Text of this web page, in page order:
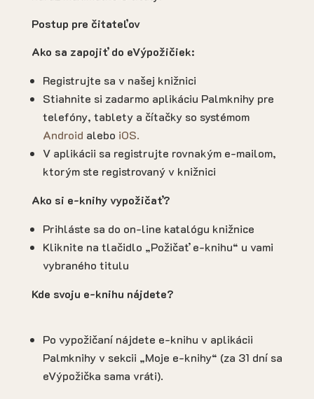
Postup pre čitateľov
Ako sa zapojiť do eVýpožičiek:
Registrujte sa v našej knižnici
Stiahnite si zadarmo aplikáciu Palmknihy pre
telefóny, tablety a čítačky so systémom
Android alebo iOS.
V aplikácii sa registrujte rovnakým e-mailom,
ktorým ste registrovaný v knižnici
Ako si e-knihy vypožičať?
Prihláste sa do on-line katalógu knižnice
Kliknite na tlačidlo „Požičať e-knihu“ u vami
vybraného titulu
Kde svoju e-knihu nájdete?
Po vypožičaní nájdete e-knihu v aplikácii
Palmknihy v sekcii „Moje e-knihy“ (za 31 dní sa
eVýpožička sama vráti).